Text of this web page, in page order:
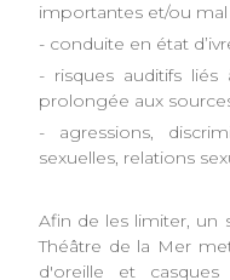
importantes et/ou mal
- conduite en état
- risques auditifs
prolongée aux
- agressions,
sexuelles, relations
Afin de les limiter,
Théâtre de la Mer
d'oreille et